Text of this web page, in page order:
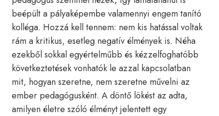
beépült a pályaképembe valamennyi engem tanító
kolléga. Hozzá kell tennem: nem kis hatással voltak
rám a kritikus, esetleg negatív élmények is. Néha
ezekből sokkal egyértelműbb és kézzelfoghatóbb
következtetések vonhatók le azzal kapcsolatban
mit, hogyan szeretne, nem szeretne művelni az
ember pedagógusként. A döntő lökést az adta,
amilyen életre szóló élményt jelentett egy